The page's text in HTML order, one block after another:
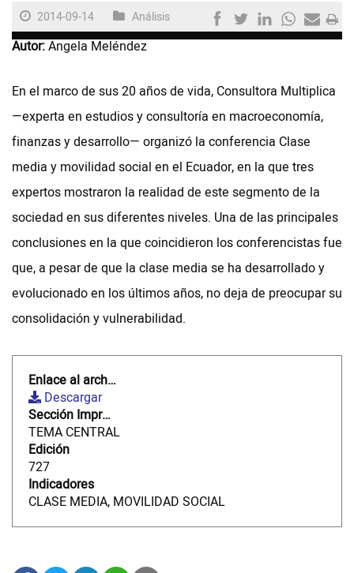
Firmas
Internacional
Videos
NEWSLETTERS
2014-09-14 Análisis
Autor:Angela Meléndez
En el marco de sus 20 años de vida, Consultora Multiplica
—experta en estudios y consultoría en macroeconomía,
finanzas y desarrollo— organizó la conferencia Clase
media y movilidad social en el Ecuador, en la que tres
expertos mostraron la realidad de este segmento de la
sociedad en sus diferentes niveles. Una de las principales
conclusiones en la que coincidieron los conferencistas fue
que, a pesar de que la clase media se ha desarrollado y
evolucionado en los últimos años, no deja de preocupar su
consolidación y vulnerabilidad.
Enlace al archivo
Descargar
Sección Impreso
TEMA CENTRAL
Edición
727
Indicadores
CLASE MEDIA, MOVILIDAD SOCIAL